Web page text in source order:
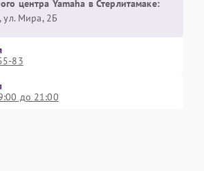
центра Yamaha в Стерлитамаке:
ул. Мира, 2Б
83
до 21:00